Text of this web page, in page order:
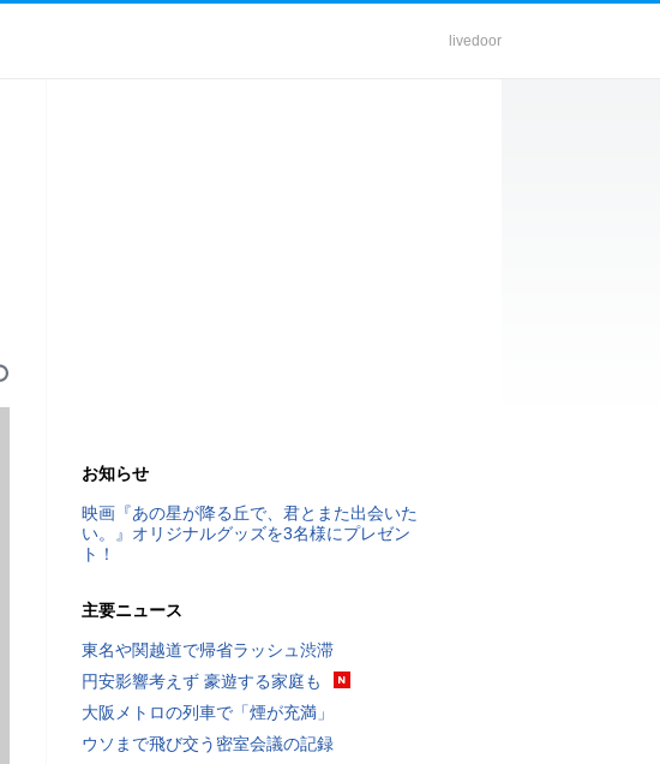
livedoor
お知らせ
映画『あの星が降る丘で、君とまた出会いた
い。』オリジナルグッズを3名様にプレゼン
ト！
主要ニュース
東名や関越道で帰省ラッシュ渋滞
円安影響考えず 豪遊する家庭も
大阪メトロの列車で「煙が充満」
ウソまで飛び交う密室会議の記録